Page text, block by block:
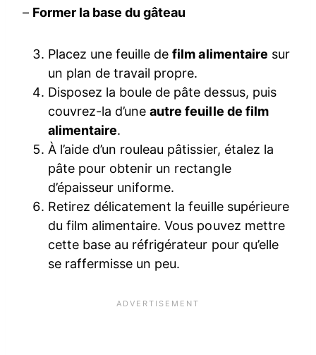
– Former la base du gâteau
Placez une feuille defilm alimentaire sur
un plan de travail propre.
Disposez la boule de pâte dessus, puis
couvrez-la d’uneautre feuille de film
alimentaire.
À l’aide d’un rouleau pâtissier, étalez la
pâte pour obtenir un rectangle
d’épaisseur uniforme.
Retirez délicatement la feuille supérieure
du film alimentaire. Vous pouvez mettre
cette base au réfrigérateur pour qu’elle
se raffermisse un peu.